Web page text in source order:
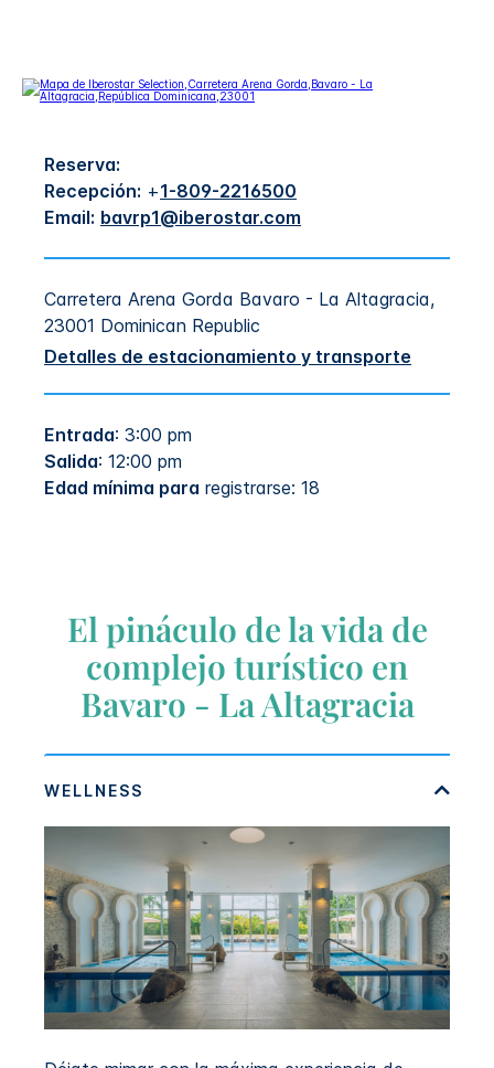
Reserva:
Recepción: +1-809-2216500
Email: bavrp1@iberostar.com
Carretera Arena Gorda Bavaro - La Altagracia,
23001 Dominican Republic
Detalles de estacionamiento y transporte
Entrada: 3:00 pm
Salida: 12:00 pm
Edad mínima para registrarse: 18
El pináculo de la vida de
complejo turístico en
Bavaro - La Altagracia